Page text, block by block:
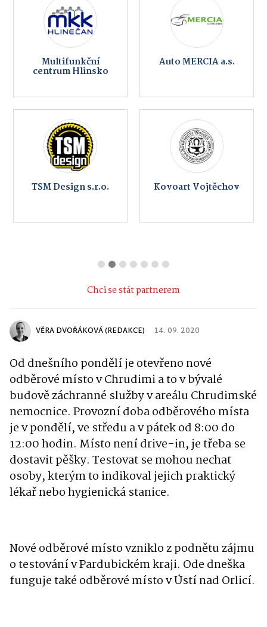
Multifunkční
centrum Hlinsko
Auto MERCIA a.s.
TSM Design s.r.o. Kovoart Vojtěchov
Chci se stát partnerem
VĚRA DVOŘÁKOVÁ (REDAKCE) 14. 09. 2020
Od dnešního pondělí je otevřeno nové
odběrové místo v Chrudimi a to v bývalé
budově záchranné služby v areálu Chrudimské
nemocnice. Provozní doba odběrového místa
je v pondělí, ve středu a v pátek od 8:00 do
12:00 hodin. Místo není drive-in, je třeba se
dostavit pěšky. Testovat se mohou nechat
osoby, kterým to indikoval jejich praktický
lékař nebo hygienická stanice.
Nové odběrové místo vzniklo z podnětu zájmu
o testování v Pardubickém kraji. Ode dneška
funguje také odběrové místo v Ústí nad Orlicí.